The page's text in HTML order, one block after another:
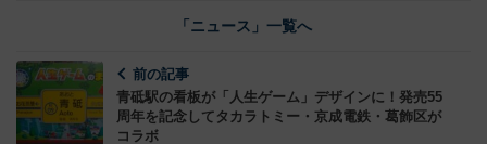
「ニュース」一覧へ
前の記事
青砥駅の看板が「人生ゲーム」デザインに！発売55
周年を記念してタカラトミー・京成電鉄・葛飾区が
コラボ